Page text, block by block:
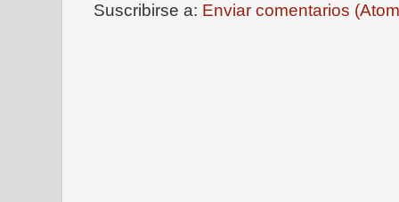
Suscribirse a: Enviar comentarios